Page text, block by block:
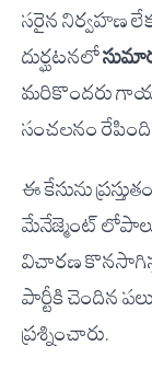
సరైన నిర్వహణ
దుర్ఘటనలో
మరికొందరు
సంచలనం
ఈ కేసును
మేనేజ్మెంట్
విచారణ
పార్టీకి చెందిన
ప్రశ్నించారు.